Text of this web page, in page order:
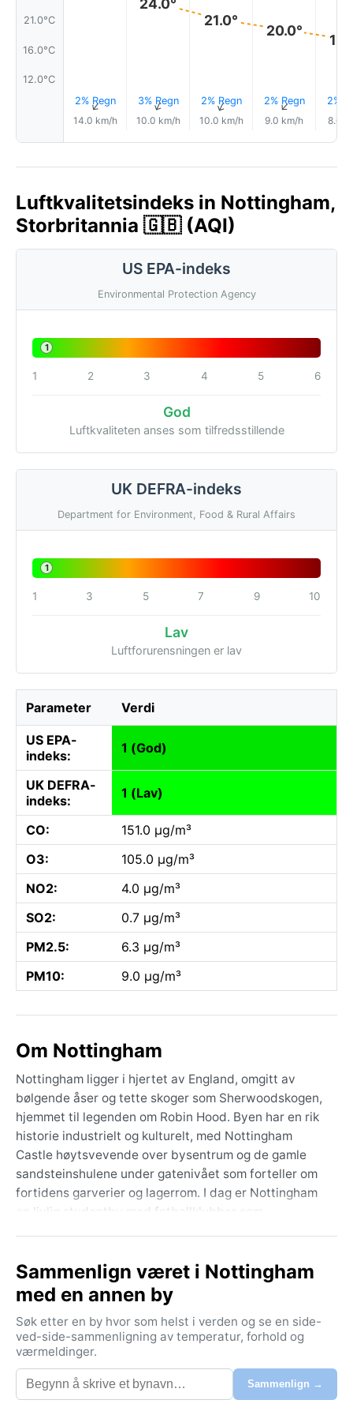
21.0°C
16.0°C
12.0°C
2% Regn
↑
14.0 km/h
3% Regn
↑
10.0 km/h
21.0°
2% Regn
↑
10.0 km/h
20.0°
2% Regn
↑
9.0 km/h
2%
8.0
Luftkvalitetsindeks in Nottingham,
Storbritannia 🇬🇧 (AQI)
US EPA-indeks
Environmental Protection Agency
1
1 2 3 4 5 6
God
Luftkvaliteten anses som tilfredsstillende
UK DEFRA-indeks
Department for Environment, Food & Rural Affairs
1
1 3 5 7 9 10
Lav
Luftforurensningen er lav
Parameter Verdi
US EPA-
indeks:
1 (God)
UK DEFRA-
indeks:
1 (Lav)
CO:
151.0 µg/m³
O3:
105.0 µg/m³
NO2:
4.0 µg/m³
SO2:
0.7 µg/m³
PM2.5:
6.3 µg/m³
PM10:
9.0 µg/m³
Om Nottingham
Nottingham ligger i hjertet av England, omgitt av
bølgende åser og tette skoger som Sherwoodskogen,
hjemmet til legenden om Robin Hood. Byen har en rik
historie industrielt og kulturelt, med Nottingham
Castle høytsvevende over bysentrum og de gamle
sandsteinshulene under gatenivået som forteller om
fortidens garverier og lagerrom. I dag er Nottingham
en livlig studentby med fotballklubber som
Midlands. Geografien er preget av elven Trent som
slynger seg gjennom, og landskapet skifter fra urbane
torg til grønne parker som The Forest Recreation
Ground.
Klimaet er oseanisk (Köppen Cfb), med milde, fuktige
sommere og kjølige, våte vintre.
Gjennomsnittstemperaturen om sommeren ligger
Sammenlign været i Nottingham
med en annen by
Søk etter en by hvor som helst i verden og se en side-
ved-side-sammenligning av temperatur, forhold og
værmeldinger.
Sammenlign →